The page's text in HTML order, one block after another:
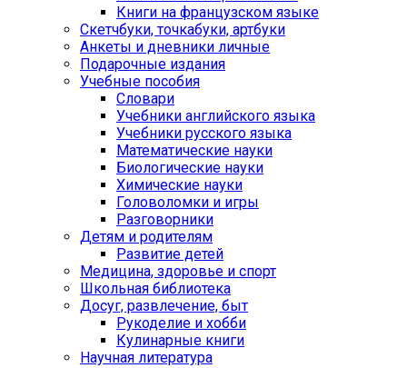
Книги на французском языке
Cкетчбуки, точкабуки, артбуки
Анкеты и дневники личные
Подарочные издания
Учебные пособия
Словари
Учебники английского языка
Учебники русского языка
Математические науки
Биологические науки
Химические науки
Головоломки и игры
Разговорники
Детям и родителям
Развитие детей
Медицина, здоровье и спорт
Школьная библиотека
Досуг, развлечение, быт
Рукоделие и хобби
Кулинарные книги
Научная литература